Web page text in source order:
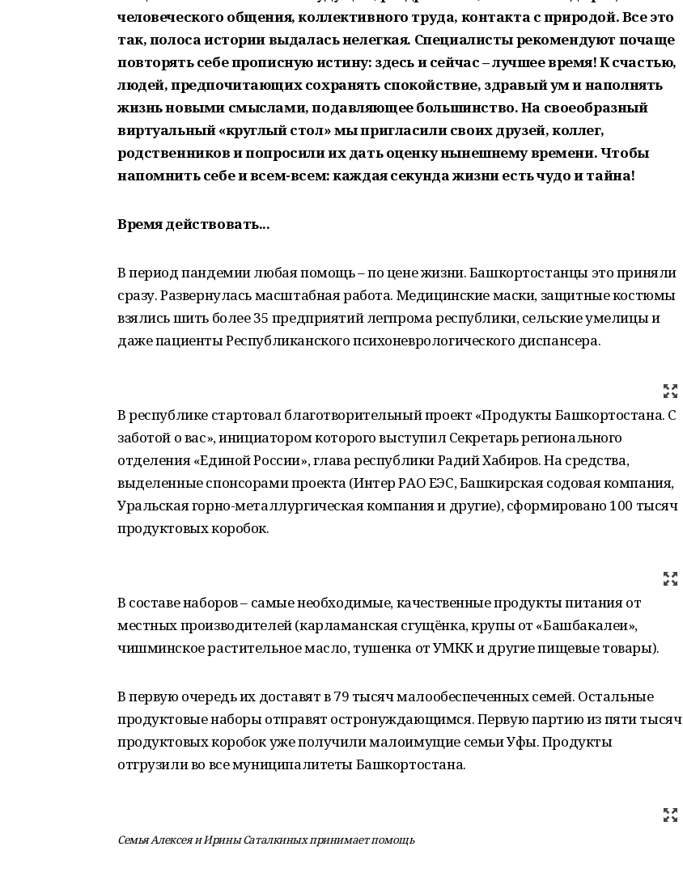
человеческого общения, коллективного труда, контакта с природой. Все это
так, полоса истории выдалась нелегкая. Специалисты рекомендуют почаще
повторять себе прописную истину: здесь и сейчас–лучшее время! К счастью,
людей, предпочитающих сохранять спокойствие, здравый ум и наполнять
жизнь новыми смыслами, подавляющее большинство. На своеобразный
виртуальный«круглый стол» мы пригласили своих друзей, коллег,
родственников и попросили их дать оценку нынешнему времени. Чтобы
напомнить себе и всем-всем: каждая секунда жизни есть чудо и тайна!
Время действовать...
В период пандемии любая помощь – по цене жизни. Башкортостанцы это приняли
сразу. Развернулась масштабная работа. Медицинские маски, защитные костюмы
взялись шить более 35 предприятий легпрома республики, сельские умелицы и
даже пациенты Республиканского психоневрологического диспансера.
В республике стартовал благотворительный проект «Продукты Башкортостана. С
заботой о вас», инициатором которого выступил Секретарь регионального
отделения «Единой России», глава республики Радий Хабиров. На средства,
выделенные спонсорами проекта (Интер РАО ЕЭС, Башкирская содовая компания,
Уральская горно-металлургическая компания и другие), сформировано 100 тысяч
продуктовых коробок.
В составе наборов – самые необходимые, качественные продукты питания от
местных производителей (карламанская сгущёнка, крупы от «Башбакалеи»,
чишминское растительное масло, тушенка от УМКК и другие пищевые товары).
В первую очередь их доставят в 79 тысяч малообеспеченных семей. Остальные
продуктовые наборы отправят остронуждающимся. Первую партию из пяти тысяч
продуктовых коробок уже получили малоимущие семьи Уфы. Продукты
отгрузили во все муниципалитеты Башкортостана.
Семья Алексея и Ирины Саталкиных принимает помощь